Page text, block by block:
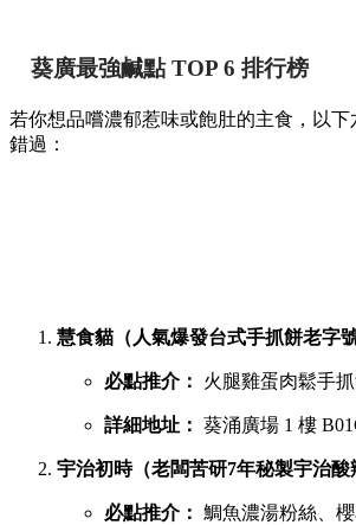
葵廣最強鹹點 TOP 6 排行榜
若你想品嚐濃郁惹味或飽肚的主食，以
錯過：
慧食貓（人氣爆發台式手抓餅老字號
必點推介： 火腿雞蛋肉鬆手
詳細地址： 葵涌廣場 1 樓
宇治初時（老闆苦研7年秘製宇治酸
必點推介： 鯛魚濃湯粉絲、